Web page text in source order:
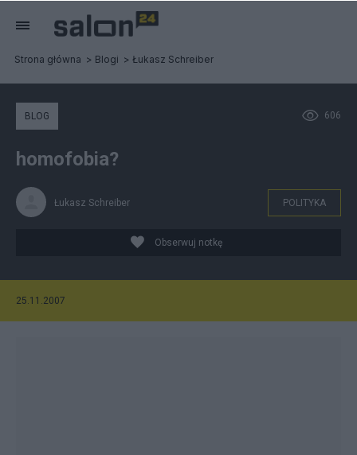
Strona główna Blogi Łukasz Schreiber
606
BLOG
homofobia?
Łukasz Schreiber POLITYKA
Obserwuj notkę
25.11.2007